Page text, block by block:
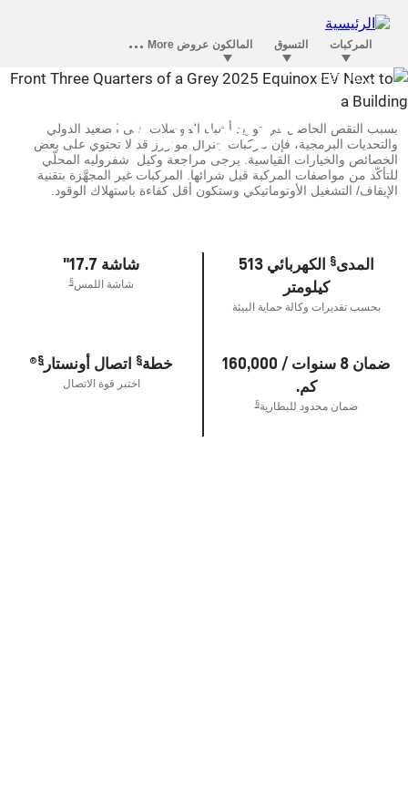
أول اكوينوكس كهربائية بالكامل على الإطلاق
اكوينوكس EV
معروض طراز ما قبل الإنتاج في كل مكان. قد يختلف طراز الإنتاج الفعلي. تتوفر
في عام 2025.
بسبب النقص الحاصل في توريد أشباه الموصلات على الصعيد الدولي
والتحديات البرمجية، فإن مركبات جنرال موتورز قد لا تحتوي على بعض
الخصائص والخيارات القياسية. يرجى مراجعة وكيل شفروليه المحلّي
للتأكّد من مواصفات المركبة قبل شرائها. المركبات غير المجهَّزة بتقنية
الإيقاف/ التشغيل الأوتوماتيكي وستكون أقل كفاءة باستهلاك الوقود.
المدى§
الكهربائي 513
كيلومتر
بحسب تقديرات وكالة حماية البيئة
شاشة 17.7"
شاشة اللمس
ضمان 8 سنوات / 160,000
كم.
ضمان محدود للبطارية
خطة §اتصال أونستار§
®
اختبر قوة الاتصال